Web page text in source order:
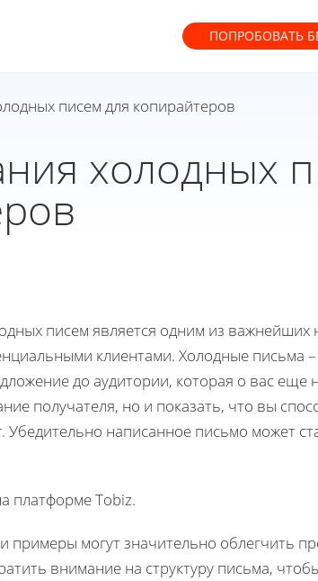
ПОПРОБОВАТЬ
писем для копирайтеров
холодных
писем является одним из важнейших
клиентами. Холодные письма –
до аудитории, которая о вас еще
получателя, но и показать, что вы
написанное письмо может
платформе Tobiz.
могут значительно облегчить
внимание на структуру письма,